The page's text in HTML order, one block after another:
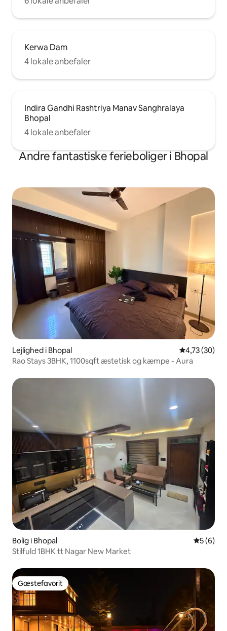
Kerwa Dam
4 lokale anbefaler
Indira Gandhi Rashtriya Manav Sanghralaya
Bhopal
4 lokale anbefaler
Andre fantastiske ferieboliger i Bhopal
Lejlighed i Bhopal 4,73 ud af 5
4,73 (30)
Rao Stays 3BHK, 1100sqft æstetisk og kæmpe - Aura
Bolig i Bhopal 5 ud af 5
5 (6)
Stilfuld 1BHK tt Nagar New Market
Gæstefavorit
Gæstefavorit